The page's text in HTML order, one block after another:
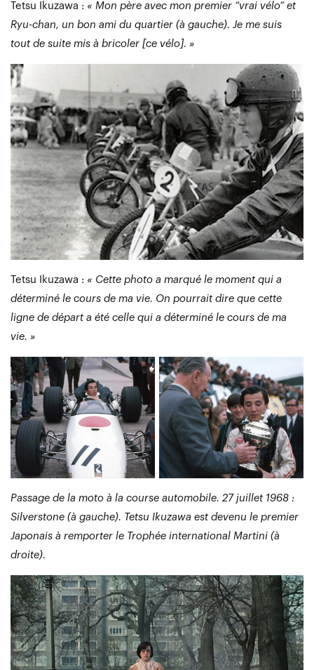
Tetsu Ikuzawa : « Mon père avec mon premier “vrai vélo” et
Ryu-chan, un bon ami du quartier (à gauche). Je me suis
tout de suite mis à bricoler [ce vélo]. »
Tetsu Ikuzawa : « Cette photo a marqué le moment qui a
déterminé le cours de ma vie. On pourrait dire que cette
ligne de départ a été celle qui a déterminé le cours de ma
vie. »
Passage de la moto à la course automobile. 27 juillet 1968 :
Silverstone (à gauche). Tetsu Ikuzawa est devenu le premier
Japonais à remporter le Trophée international Martini (à
droite).